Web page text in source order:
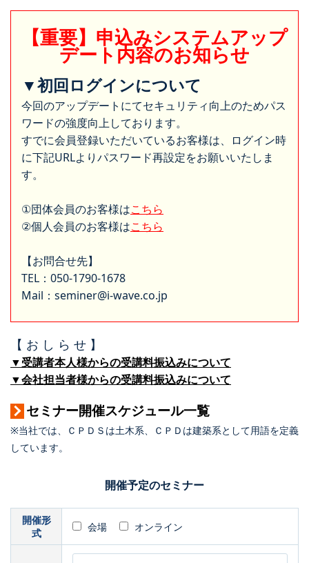
【重要】申込みシステムアップ
デート内容のお知らせ
▼初回ログインについて
今回のアップデートにてセキュリティ向上のためパス
ワードの強度向上しております。
すでに会員登録いただいているお客様は、ログイン時
に下記URLよりパスワード再設定をお願いいたしま
す。
①団体会員のお客様はこちら
②個人会員のお客様はこちら
【お問合せ先】
TEL：050-1790-1678
Mail：seminer@i-wave.co.jp
【 お し ら せ 】
▼受講者本人様からの受講料振込みについて
▼会社担当者様からの受講料振込みについて
セミナー開催スケジュール一覧
※当社では、ＣＰＤＳは土木系、ＣＰＤは建築系として用語を定義
しています。
開催予定のセミナー
開催形
式
会場 オンライン